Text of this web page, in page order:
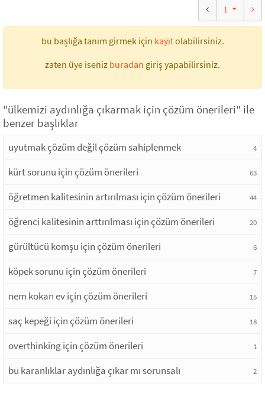
1
bu başlığa tanım girmek için kayıtolabilirsiniz.
zaten üye iseniz buradan giriş yapabilirsiniz.
"ülkemizi aydınlığa çıkarmak için çözüm önerileri" ile
benzer başlıklar
uyutmak çözüm değil çözüm sahiplenmek 4
kürt sorunu için çözüm önerileri 63
öğretmen kalitesinin artırılması için çözüm önerileri 44
öğrenci kalitesinin arttırılması için çözüm önerileri 20
gürültücü komşu için çözüm önerileri 6
köpek sorunu için çözüm önerileri 7
nem kokan ev için çözüm önerileri 15
saç kepeği için çözüm önerileri 18
overthinking için çözüm önerileri 1
bu karanlıklar aydınlığa çıkar mı sorunsalı 2